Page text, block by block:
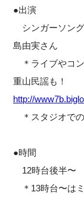
●出演
シンガーソン
島由実さん
＊ライブやコ
重山民謡も！
http://
＊スタジオでの
●時間
12時台後半〜
＊13時台〜は